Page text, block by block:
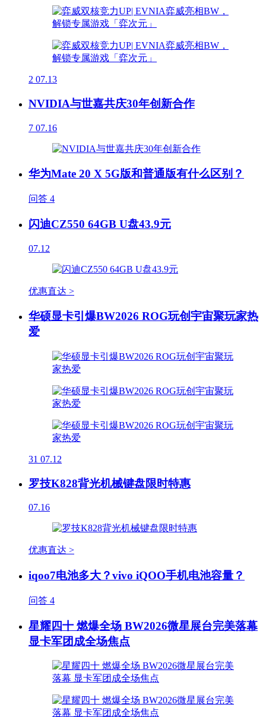
2 07.13
NVIDIA与世嘉共庆30年创新合作
7 07.16
华为Mate 20 X 5G版和普通版有什么区别？
问答 4
闪迪CZ550 64GB U盘43.9元
07.12
优惠直达 >
华硕显卡引爆BW2026 ROG玩创宇宙聚玩家热
爱
31 07.12
罗技K828背光机械键盘限时特惠
07.16
优惠直达 >
iqoo7电池多大？vivo iQOO手机电池容量？
问答 4
星耀四十 燃爆全场 BW2026微星展台完美落幕
显卡军团成全场焦点